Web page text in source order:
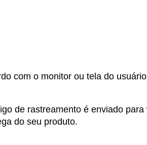
com o monitor ou tela do
de rastreamento é enviado
do seu produto.